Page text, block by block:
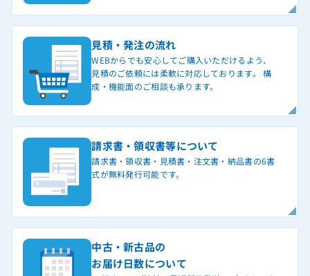
見積・発注の流れ
WEBからでも安心してご購入いただけるよう、
見積のご依頼には柔軟に対応しております。 構
成・機能面のご相談も承ります。
請求書・領収書等について
請求書・領収書・見積書・注文書・納品書の6書
式が無料発行可能です。
中古・新古品の
お届け日数について